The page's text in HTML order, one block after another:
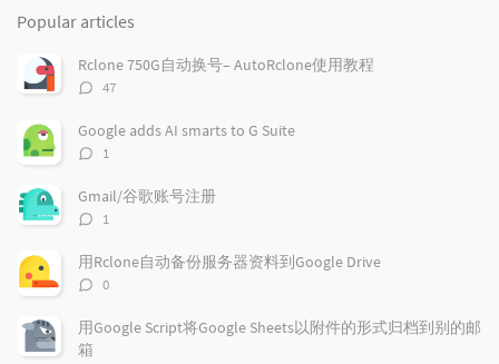
p
u
l
a
r
a
r
t
i
l
e
e
c
t
Popular articles
Rclone 750G自动换号– AutoRclone使用教程
评
数：
47
Google adds AI smarts to G Suite
评
数：
1
Gmail/谷歌账号注册
评
数：
1
用Rclone自动备份服务器资料到Google Drive
评
数：
0
用Google Script将Google Sheets以附件的形式归档到别的邮
箱